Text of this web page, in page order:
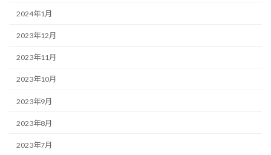
2024年1月
2023年12月
2023年11月
2023年10月
2023年9月
2023年8月
2023年7月